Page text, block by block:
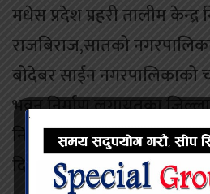
मधेस प्रदेश प्रहरी तालीम केन्द्र
राजबिराज,सातको
बोदेबर साईन नगरपालिकाको
भवन निर्माण लगायतका
निर्माण कम्पनी रहेको
दिपेन्द्र ठाकुरले जानकारी दिनु